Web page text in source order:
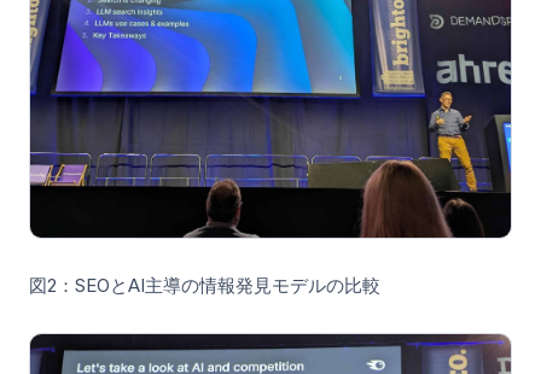
図2：SEOとAI主導の情報発見モデルの比較